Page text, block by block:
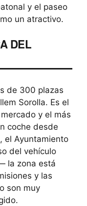
y el paseo
un atractivo.
DEL
de 300 plazas
Sorolla. Es el
y el más
coche desde
el Ayuntamiento
del vehículo
la zona está
y las
son muy